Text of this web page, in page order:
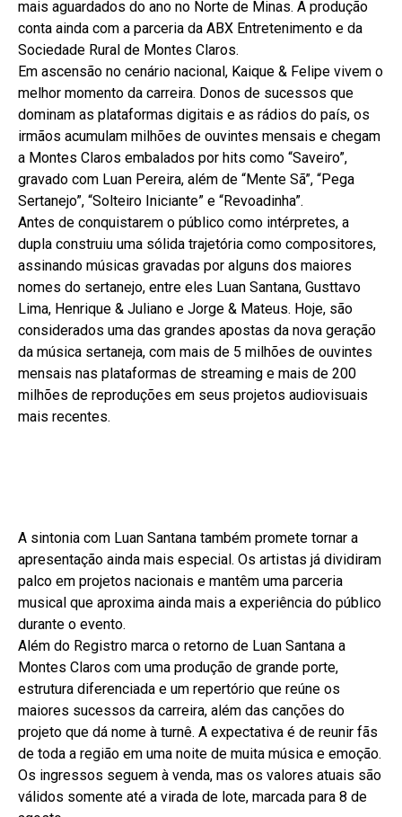
mais aguardados do ano no Norte de Minas. A produção
conta ainda com a parceria da ABX Entretenimento e da
Sociedade Rural de Montes Claros.
Em ascensão no cenário nacional, Kaique & Felipe vivem o
melhor momento da carreira. Donos de sucessos que
dominam as plataformas digitais e as rádios do país, os
irmãos acumulam milhões de ouvintes mensais e chegam
a Montes Claros embalados por hits como “Saveiro”,
gravado com Luan Pereira, além de “Mente Sã”, “Pega
Sertanejo”, “Solteiro Iniciante” e “Revoadinha”.
Antes de conquistarem o público como intérpretes, a
dupla construiu uma sólida trajetória como compositores,
assinando músicas gravadas por alguns dos maiores
nomes do sertanejo, entre eles Luan Santana, Gusttavo
Lima, Henrique & Juliano e Jorge & Mateus. Hoje, são
considerados uma das grandes apostas da nova geração
da música sertaneja, com mais de 5 milhões de ouvintes
mensais nas plataformas de streaming e mais de 200
milhões de reproduções em seus projetos audiovisuais
mais recentes.
A sintonia com Luan Santana também promete tornar a
apresentação ainda mais especial. Os artistas já dividiram
palco em projetos nacionais e mantêm uma parceria
musical que aproxima ainda mais a experiência do público
durante o evento.
Além do Registro marca o retorno de Luan Santana a
Montes Claros com uma produção de grande porte,
estrutura diferenciada e um repertório que reúne os
maiores sucessos da carreira, além das canções do
projeto que dá nome à turnê. A expectativa é de reunir fãs
de toda a região em uma noite de muita música e emoção.
Os ingressos seguem à venda, mas os valores atuais são
válidos somente até a virada de lote, marcada para 8 de